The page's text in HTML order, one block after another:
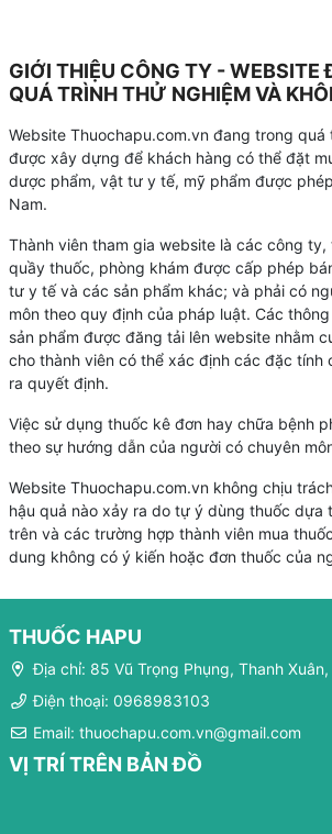
GIỚI THIỆU CÔNG TY - WEBSITE
QUÁ TRÌNH THỬ NGHIỆM VÀ
Website Thuochapu.com.vn đang trong quá
được xây dựng để khách hàng có thể đặt
dược phẩm, vật tư y tế, mỹ phẩm được
Nam.
Thành viên tham gia website là các công
quầy thuốc, phòng khám được cấp phép
tư y tế và các sản phẩm khác; và phải có
môn theo quy định của pháp luật. Các
sản phẩm được đăng tải lên website nhằm
cho thành viên có thể xác định các đặc tính
ra quyết định.
Việc sử dụng thuốc kê đơn hay chữa bệnh
theo sự hướng dẫn của người có chuyên
Website Thuochapu.com.vn không chịu
hậu quả nào xảy ra do tự ý dùng thuốc dựa
trên và các trường hợp thành viên mua
dung không có ý kiến hoặc đơn thuốc của
THUỐC HAPU
Địa chỉ: 85 Vũ Trọng Phụng, Thanh Xuân,
Điện thoại: 0968983103
Email: thuochapu.com.vn@gmail.com
VỊ TRÍ TRÊN BẢN ĐỒ